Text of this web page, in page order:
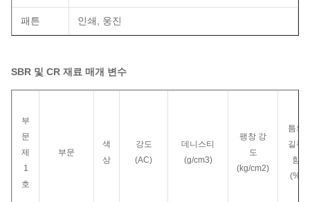
패튼 인쇄, 웅진
SBR 및 CR 재료 매개 변수
부
문
제
1
호
부문
색
상
강도
(AC)
데니스티
(g/cm3)
팽창 강
도
(kg/cm2)
틈의
길쭉
함
(%)